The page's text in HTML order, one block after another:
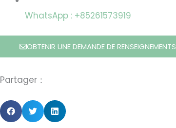
WhatsApp : +85261573919
OBTENIR UNE DEMANDE DE RENSEIGNEMENTS
Partager：